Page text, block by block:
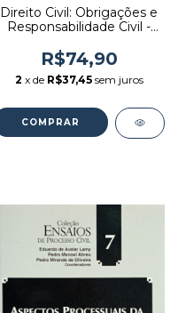
Direito Civil: Obrigações e
Responsabilidade Civil -
Venosa (2017) [usado]
R$74,90
2 x de R$37,45 sem juros